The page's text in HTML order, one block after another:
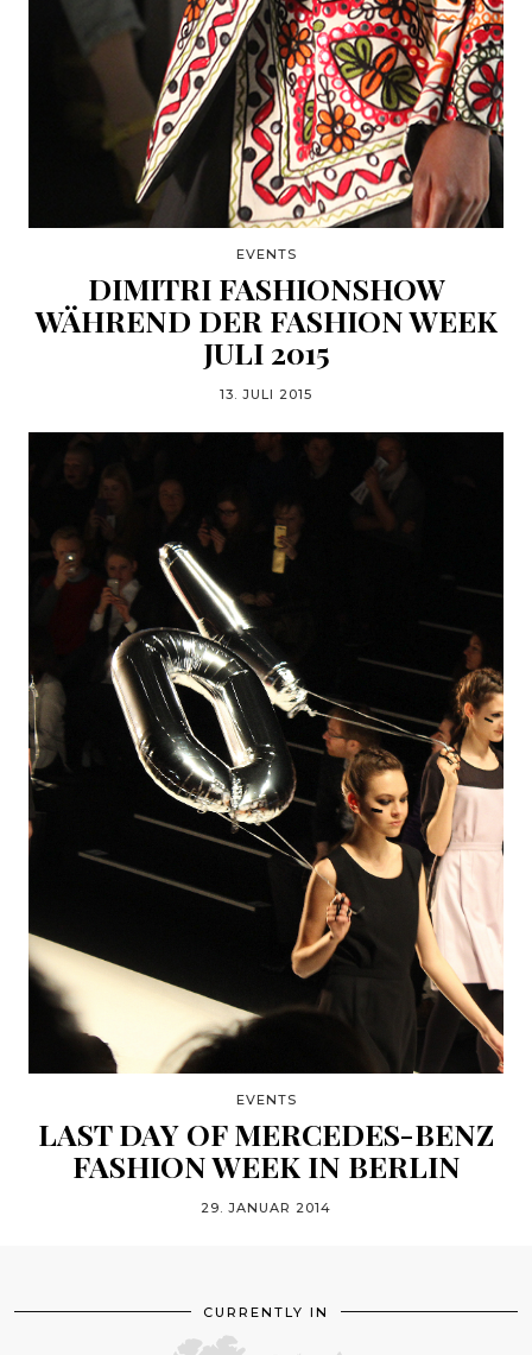
EVENTS
DIMITRI FASHIONSHOW
WÄHREND DER FASHION WEEK
JULI 2015
13. JULI 2015
EVENTS
LAST DAY OF MERCEDES-BENZ
FASHION WEEK IN BERLIN
29. JANUAR 2014
CURRENTLY IN